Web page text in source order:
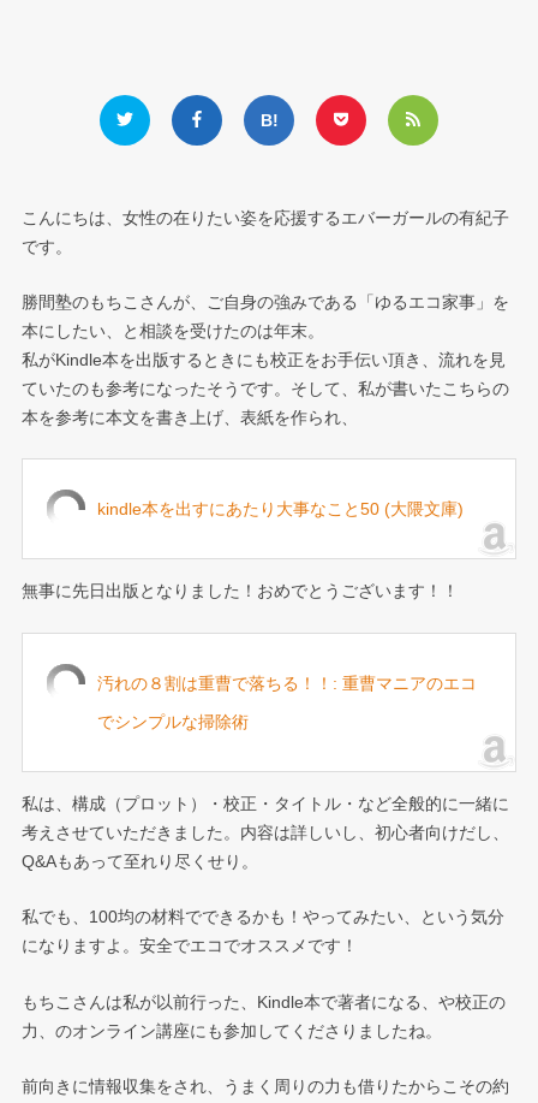
こんにちは、女性の在りたい姿を応援するエバーガールの有紀子
です。
勝間塾のもちこさんが、ご自身の強みである「ゆるエコ家事」を
本にしたい、と相談を受けたのは年末。
私がKindle本を出版するときにも校正をお手伝い頂き、流れを見
ていたのも参考になったそうです。そして、私が書いたこちらの
本を参考に本文を書き上げ、表紙を作られ、
kindle本を出すにあたり大事なこと50 (大隈文庫)
無事に先日出版となりました！おめでとうございます！！
汚れの８割は重曹で落ちる！！: 重曹マニアのエコ
でシンプルな掃除術
私は、構成（プロット）・校正・タイトル・など全般的に一緒に
考えさせていただきました。内容は詳しいし、初心者向けだし、
Q&Aもあって至れり尽くせり。
私でも、100均の材料でできるかも！やってみたい、という気分
になりますよ。安全でエコでオススメです！
もちこさんは私が以前行った、Kindle本で著者になる、や校正の
力、のオンライン講座にも参加してくださりましたね。
前向きに情報収集をされ、うまく周りの力も借りたからこその約